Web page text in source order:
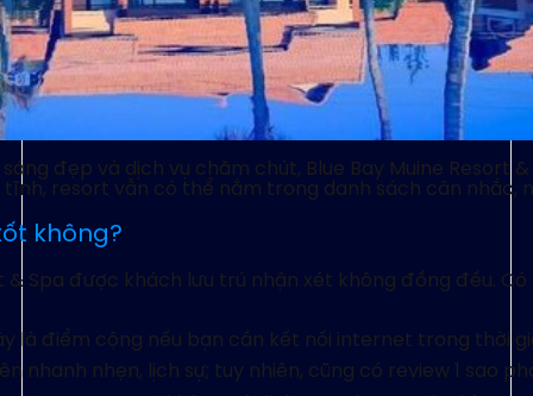
đẹp và dịch vụ chăm chút, Blue Bay Muine Resort
tĩnh, resort vẫn có thể nằm trong danh sách cân
không?
& Spa được khách lưu trú nhận xét không đồng đều.
là điểm cộng nếu bạn cần kết nối internet trong thời
nhanh nhẹn, lịch sự; tuy nhiên, cũng có review 1 sao